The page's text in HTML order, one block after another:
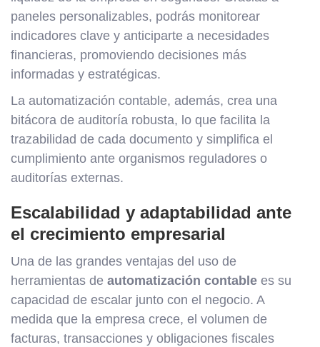
paneles personalizables, podrás monitorear
indicadores clave y anticiparte a necesidades
financieras, promoviendo decisiones más
informadas y estratégicas.
La automatización contable, además, crea una
bitácora de auditoría robusta, lo que facilita la
trazabilidad de cada documento y simplifica el
cumplimiento ante organismos reguladores o
auditorías externas.
Escalabilidad y adaptabilidad ante
el crecimiento empresarial
Una de las grandes ventajas del uso de
herramientas de automatización contable es su
capacidad de escalar junto con el negocio. A
medida que la empresa crece, el volumen de
facturas, transacciones y obligaciones fiscales